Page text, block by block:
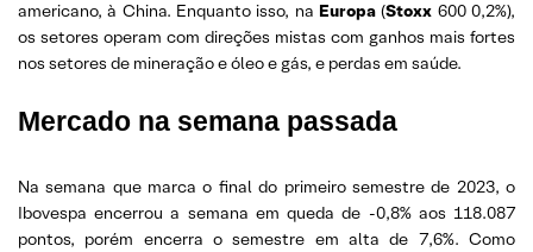
americano, à China. Enquanto isso, na Europa(Stoxx 600 0,2%),
os setores operam com direções mistas com ganhos mais fortes
nos setores de mineração e óleo e gás, e perdas em saúde.
Mercado na semana passada
Na semana que marca o final do primeiro semestre de 2023, o
Ibovespa encerrou a semana em queda de -0,8% aos 118.087
pontos, porém encerra o semestre em alta de 7,6%. Como